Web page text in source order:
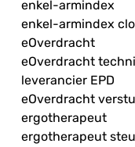
enkel-armindex
enkel-armindex
eOverdracht
eOverdracht
leverancier EPD
eOverdracht
ergotherapeut
ergotherapeut